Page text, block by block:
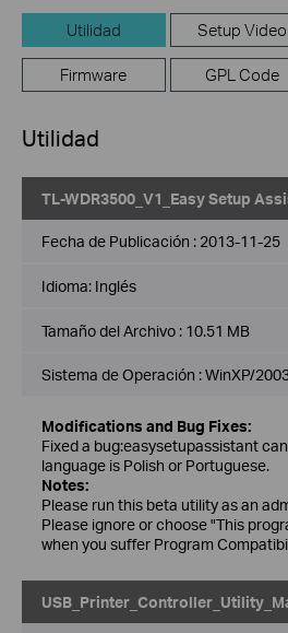
Utilidad Setup Video
Firmware GPL Code
Utilidad
TL-WDR3500_V1_Easy Setup
Fecha de Publicación : 2013-11-25
Idioma: Inglés
Tamaño del Archivo : 10.51 MB
Sistema de Operación : WinXP/
Modifications and Bug Fixes:
Fixed a bug:easysetupassistant
language is Polish or Portuguese.
Notes:
Please run this beta utility as an
Please ignore or choose "This
when you suffer Program